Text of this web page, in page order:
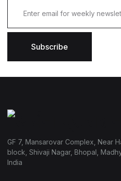
Subscribe
GF 7, Mansarovar Complex, Near
block, Shivaji Nagar, Bhopal,
India